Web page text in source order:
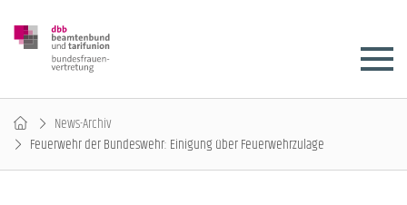
News-Archiv
Feuerwehr der Bundeswehr: Einigung über Feuerwehrzulage